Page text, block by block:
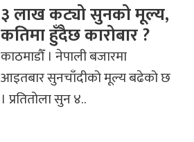
३ लाख कट्यो सुनको मूल्य,
कतिमा हुँदैछ कारोबार ?
काठमाडौँ । नेपाली बजारमा
आइतबार सुनचाँदीको मूल्य बढेको छ
। प्रतितोला सुन ४..